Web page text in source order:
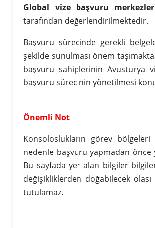
Global vize başvuru
tarafından değerlendirilmektedir.
Başvuru sürecinde gerekli
şekilde sunulması önem
başvuru sahiplerinin Avusturya
başvuru sürecinin yönetilmesi
Önemli Not
Konsoloslukların görev
nedenle başvuru yapmadan önce
Bu sayfada yer alan bilgiler
değişikliklerden doğabilecek
tutulamaz.